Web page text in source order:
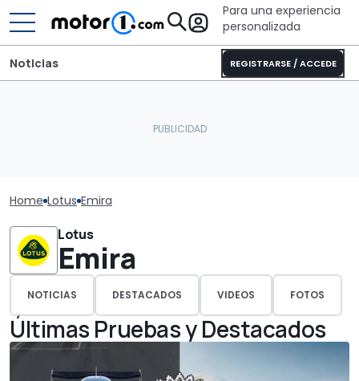
Para una experiencia
personalizada
REGISTRARSE / ACCEDE
Noticias
Home Lotus Emira
Lotus
Emira
NOTICIAS DESTACADOS VIDEOS FOTOS
Últimas Pruebas y Destacados